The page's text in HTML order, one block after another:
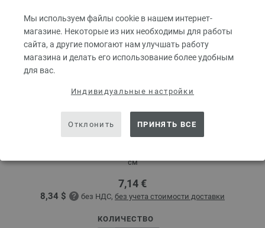
Мы используем файлы cookie в нашем интернет-
магазине. Некоторые из них необходимы для работы
сайта, а другие помогают нам улучшать работу
магазина и делать его использование более удобным
для вас.
Индивидуальные настройки
Отклонить ПРИНЯТЬ ВСЕ
длина 40 см
см
7,14 €
8,34 $ без НДС, без учета стоимости доставки
КОЛИЧЕСТВО